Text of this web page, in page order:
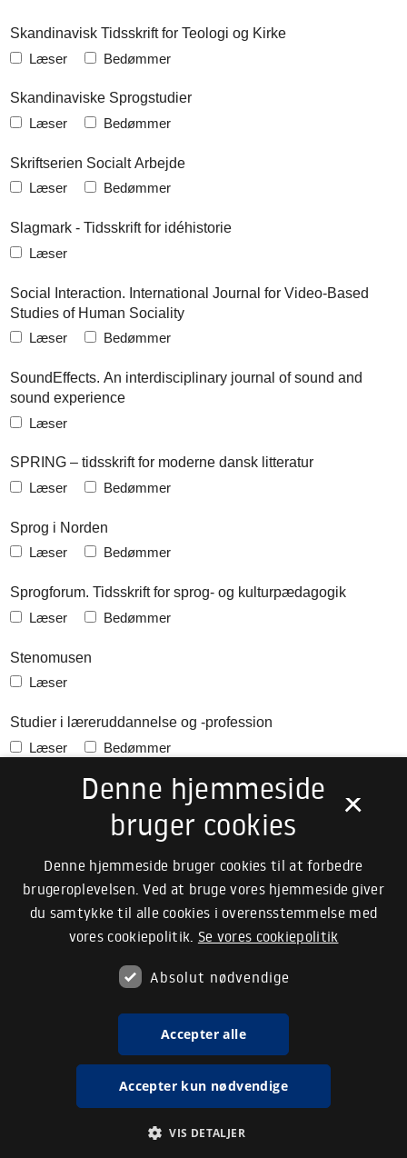
Skandinavisk Tidsskrift for Teologi og Kirke
Læser Bedømmer
Skandinaviske Sprogstudier
Læser Bedømmer
Skriftserien Socialt Arbejde
Læser Bedømmer
Slagmark - Tidsskrift for idéhistorie
Læser
Social Interaction. International Journal for Video-Based
Studies of Human Sociality
Læser Bedømmer
SoundEffects. An interdisciplinary journal of sound and
sound experience
Læser
SPRING – tidsskrift for moderne dansk litteratur
Læser Bedømmer
Sprog i Norden
Læser Bedømmer
Sprogforum. Tidsskrift for sprog- og kulturpædagogik
Læser Bedømmer
Stenomusen
Læser
Studier i læreruddannelse og -profession
Læser Bedømmer
Studier i Nordisk
Bedømmer
Studier i Pædagogisk Filosofi. Monografiserie
Bedømmer
Sundhedsprofessionelle studier
Sønderjydske Årbøger
×
Denne hjemmeside
bruger cookies
Denne hjemmeside bruger cookies til at forbedre
brugeroplevelsen. Ved at bruge vores hjemmeside giver
du samtykke til alle cookies i overensstemmelse med
vores cookiepolitik. Se vores cookiepolitik
Absolut nødvendige
Accepter alle
Accepter kun nødvendige
VIS DETALJER